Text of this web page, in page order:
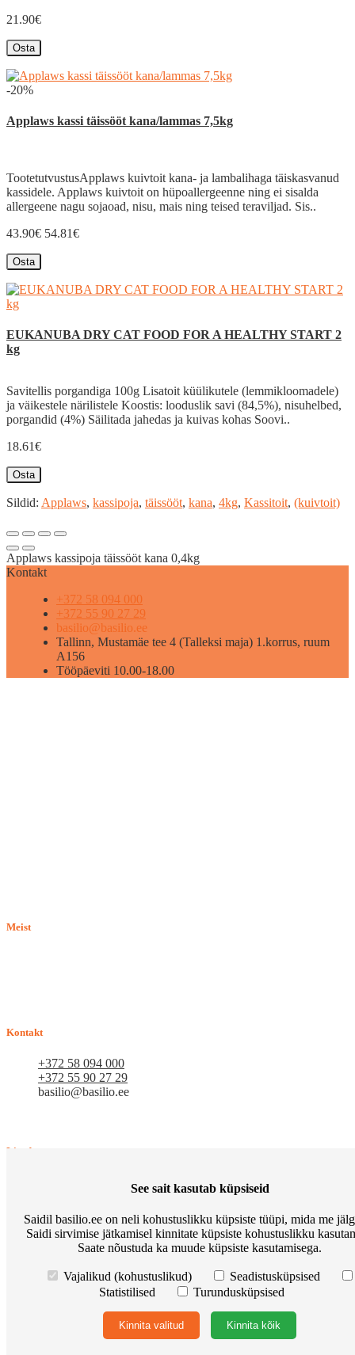
21.90€
Osta
-20%
Applaws kassi täissööt kana/lammas 7,5kg
TootetutvustusApplaws kuivtoit kana- ja lambalihaga täiskasvanud
kassidele. Applaws kuivtoit on hüpoallergeenne ning ei sisalda
allergeene nagu sojaoad, nisu, mais ning teised teraviljad. Sis..
43.90€ 54.81€
Osta
EUKANUBA DRY CAT FOOD FOR A HEALTHY START 2
kg
Savitellis porgandiga 100g Lisatoit küülikutele (lemmikloomadele)
ja väikestele närilistele Koostis: looduslik savi (84,5%), nisuhelbed,
porgandid (4%) Säilitada jahedas ja kuivas kohas Soovi..
18.61€
Osta
Sildid: Applaws, kassipoja, täissööt, kana, 4kg, Kassitoit, (kuivtoit)
Applaws kassipoja täissööt kana 0,4kg
Kontakt
+372 58 094 000
+372 55 90 27 29
basilio@basilio.ee
Tallinn, Mustamäe tee 4 (Talleksi maja) 1.korrus, ruum
A156
Tööpäeviti 10.00-18.00
Meist
Kontakt
+372 58 094 000
+372 55 90 27 29
basilio@basilio.ee
Lisad
Sooduspakkumised
Järelmaks
Tellimuste ajalugu
See sait kasutab küpsiseid
Saidil basilio.ee on neli kohustuslikku küpsiste tüüpi, mida me
Saidi sirvimise jätkamisel kinnitate küpsiste kohustuslikku
Saate nõustuda ka muude küpsiste kasutamisega.
Vajalikud (kohustuslikud)
Seadistusküpsised
Statistilised
Turundusküpsised
Kinnita valitud Kinnita kõik